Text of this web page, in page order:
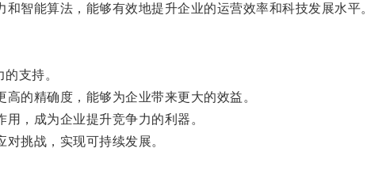
能算法，能够有效地提升企业的运营效率和科技发展水平。
支持。
的精确度，能够为企业带来更大的效益。
，成为企业提升竞争力的利器。
挑战，实现可持续发展。